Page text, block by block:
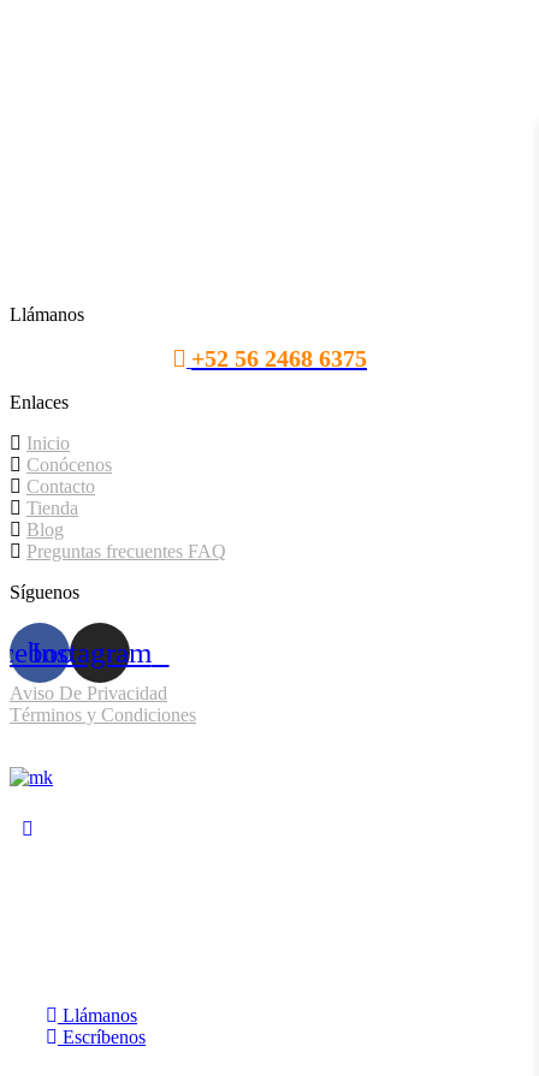
Llámanos
+52 56 2468 6375
Enlaces
Inicio
Conócenos
Contacto
Tienda
Blog
Preguntas frecuentes FAQ
Síguenos
Instagram
Aviso De Privacidad
Términos y Condiciones
Llámanos
Escríbenos